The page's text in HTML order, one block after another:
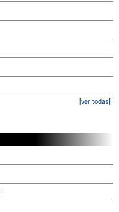
[ver todas]